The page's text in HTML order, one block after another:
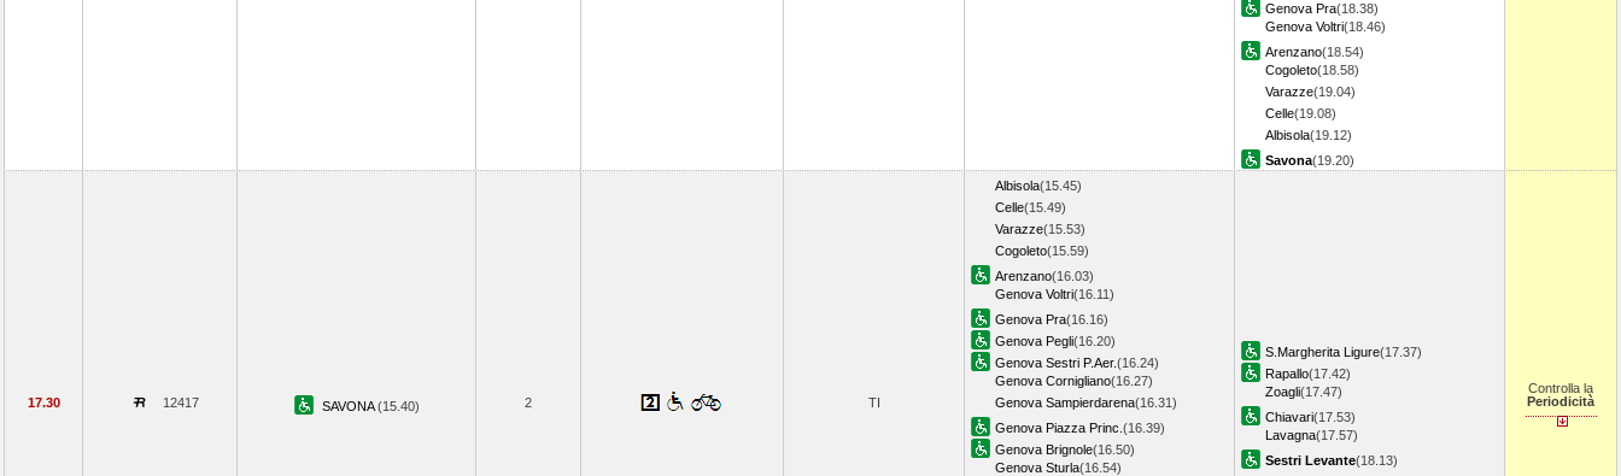
Genova Pra(18.38)
Genova Voltri(18.46)
Arenzano(18.54)
Cogoleto(18.58)
Varazze(19.04)
Celle(19.08)
Albisola(19.12)
Savona(19.20)
17.30 12417 SAVONA(15.40) 2 TI
Albisola(15.45)
Celle(15.49)
Varazze(15.53)
Cogoleto(15.59)
Arenzano(16.03)
Genova Voltri(16.11)
Genova Pra(16.16)
Genova Pegli(16.20)
Genova Sestri P.Aer.(16.24)
Genova Cornigliano(16.27)
Genova Sampierdarena(16.31)
Genova Piazza Princ. (16.39)
Genova Brignole(16.50)
Genova Sturla(16.54)
S.Margherita Ligure(17.37)
Rapallo(17.42)
Zoagli(17.47)
Chiavari(17.53)
Lavagna(17.57)
Sestri Levante(18.13)
Controlla la
Periodicità